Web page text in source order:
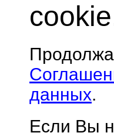
данных.
Если Вы